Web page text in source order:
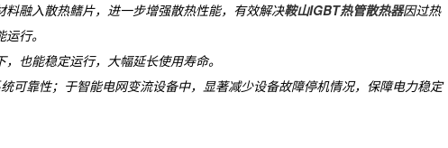
融入散热鳍片，进一步增强散热性能，有效解决鞍山IGBT热管散热器因过热
行。
也能稳定运行，大幅延长使用寿命。
可靠性；于智能电网变流设备中，显著减少设备故障停机情况，保障电力稳定